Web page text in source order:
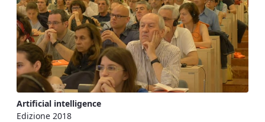
Artificial intelligence
Edizione 2018